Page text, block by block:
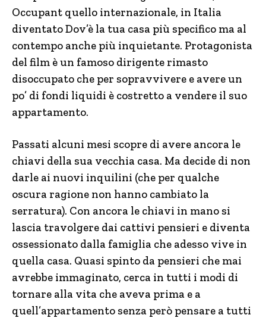
Occupant quello internazionale, in Italia
diventato Dov’è la tua casa più specifico ma al
contempo anche più inquietante. Protagonista
del film è un famoso dirigente rimasto
disoccupato che per sopravvivere e avere un
po’ di fondi liquidi è costretto a vendere il suo
appartamento.
Passati alcuni mesi scopre di avere ancora le
chiavi della sua vecchia casa. Ma decide di non
darle ai nuovi inquilini (che per qualche
oscura ragione non hanno cambiato la
serratura). Con ancora le chiavi in mano si
lascia travolgere dai cattivi pensieri e diventa
ossessionato dalla famiglia che adesso vive in
quella casa. Quasi spinto da pensieri che mai
avrebbe immaginato, cerca in tutti i modi di
tornare alla vita che aveva prima e a
quell’appartamento senza però pensare a tutti